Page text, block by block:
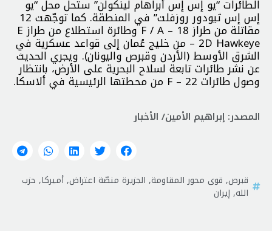
الطائرات “يو إس إس أبراهام لينكولن” ستحل محل “يو
إس إس ثيودور روزفلت” في المنطقة. كما توجّهت 12
مقاتلة من طراز F / A – 18 وطائرة استطلاع من طراز E
– 2D Hawkeye من خليج عُمان إلى قواعد عسكرية في
الشرق الأوسط (الأردن وقبرص واليونان). ويجري الحديث
عن نشر طائرات تابعة لسلاح البحرية على الأرض، بانتظار
وصول طائرات F – 22 من محطتها الرئيسية في ألاسكا.
المصدر: إبراهيم الأمين/ الأخبار
قبرص, قوى محور المقاومة, الجزيرة منصّة اعتراض,أميركا, حزب
الله,إيران